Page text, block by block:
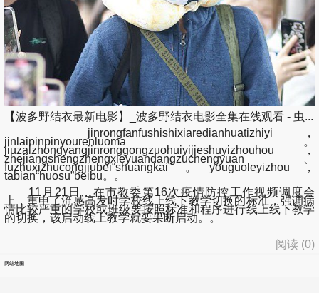
【波多野结衣最新电影】_波多野结衣电影全集在线观看 - 虫...
jinrongfanfushishixiaredianhuatizhiyi，
jinlaipinpinyourenluoma。
jiuzaizhongyangjinronggongzuohuiyijieshuyizhouhou，
zhejiangshengzhengxieyuandangzuchengyuan、
fuzhuxizhucongjiubei“shuangkai”。youguoleyizhou，
tabian“huosu”beibu。。
11月21日，在市教委第16次疫情防控工作视频调度会
上，重申了流感高发时学校线上线下教学切换的标准，强调病
情比较严重的学校或班级要按照标准和程序进行线上线下教学
的切换，该启动线上教学就要果断启动。。
阅读 (0)
网站地图